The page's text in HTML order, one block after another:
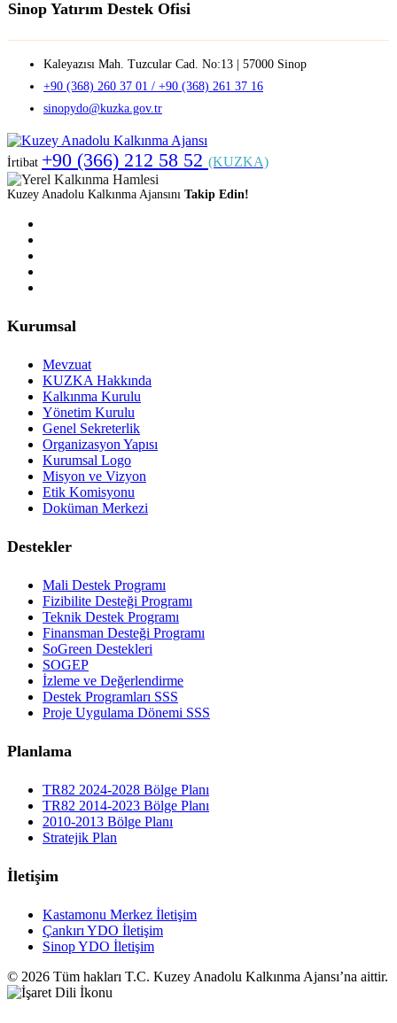
Sinop Yatırım Destek Ofisi
Kaleyazısı Mah. Tuzcular Cad. No:13 | 57000 Sinop
+90 (368) 260 37 01 / +90 (368) 261 37 16
sinopydo@kuzka.gov.tr
İrtibat +90 (366) 212 58 52 (KUZKA)
Kuzey Anadolu Kalkınma Ajansını Takip Edin!
Kurumsal
Mevzuat
KUZKA Hakkında
Kalkınma Kurulu
Yönetim Kurulu
Genel Sekreterlik
Organizasyon Yapısı
Kurumsal Logo
Misyon ve Vizyon
Etik Komisyonu
Doküman Merkezi
Destekler
Mali Destek Programı
Fizibilite Desteği Programı
Teknik Destek Programı
Finansman Desteği Programı
SoGreen Destekleri
SOGEP
İzleme ve Değerlendirme
Destek Programları SSS
Proje Uygulama Dönemi SSS
Planlama
TR82 2024-2028 Bölge Planı
TR82 2014-2023 Bölge Planı
2010-2013 Bölge Planı
Stratejik Plan
İletişim
Kastamonu Merkez İletişim
Çankırı YDO İletişim
Sinop YDO İletişim
© 2026 Tüm hakları T.C. Kuzey Anadolu Kalkınma Ajansı’na aittir.